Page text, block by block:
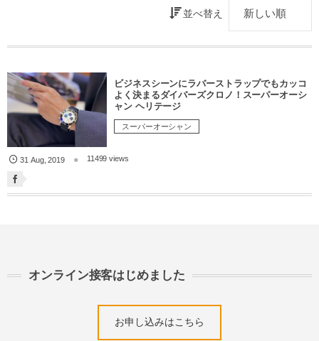
並べ替え
ビジネスシーンにラバーストラップでもカッコ
よく決まるダイバーズクロノ！スーパーオーシ
ャン ヘリテージ
スーパーオーシャン
31 Aug,2019 11499 views
オンライン接客はじめました
お申し込みはこちら